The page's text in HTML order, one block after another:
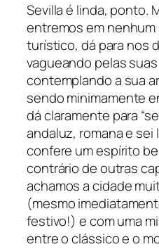
Sevilla é linda, ponto.
entremos em
turístico, dá para nos
vagueando pelas
contemplando a sua
sendo minimamente
dá claramente para
andaluz, romana e sei
confere um espírito
contrário de outras
achamos a cidade
(mesmo
festivo!) e com uma
entre o clássico e o